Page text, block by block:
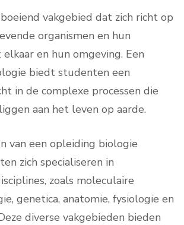
vakgebied dat zich richt op
organismen en hun
en hun omgeving. Een
biedt studenten een
in de complexe processen die
aan het leven op aarde.
van een opleiding biologie
zich specialiseren in
zoals moleculaire
genetica, anatomie, fysiologie en
diverse vakgebieden bieden